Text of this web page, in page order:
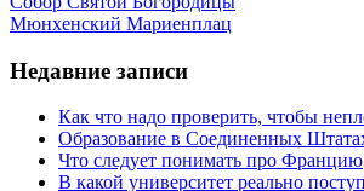
Мюнхенский Мариенплац
Недавние записи
Как что надо проверить, чтобы
Образование в Соединенных
Что следует понимать про Францию
В какой университет реально